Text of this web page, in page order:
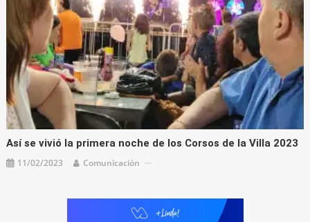
Así se vivió la primera noche de los Corsos de la Villa 2023
11/02/2023 Comunicación